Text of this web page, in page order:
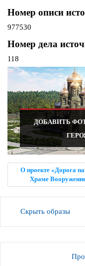
Номер описи
977530
Номер дела
118
ДОБАВИТЬ
О проекте «Дорога
Храме
Скрыть образы